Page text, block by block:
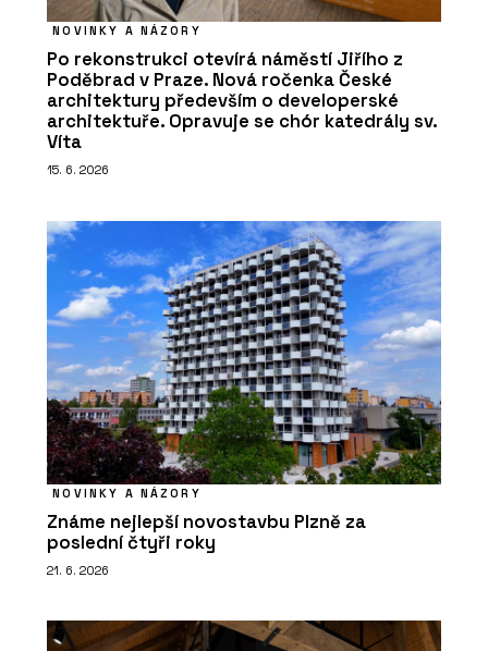
NOVINKY A NÁZORY
Po rekonstrukci otevírá náměstí Jiřího z
Poděbrad v Praze. Nová ročenka České
architektury především o developerské
architektuře. Opravuje se chór katedrály sv.
Víta
15. 6. 2026
NOVINKY A NÁZORY
Známe nejlepší novostavbu Plzně za
poslední čtyři roky
21. 6. 2026